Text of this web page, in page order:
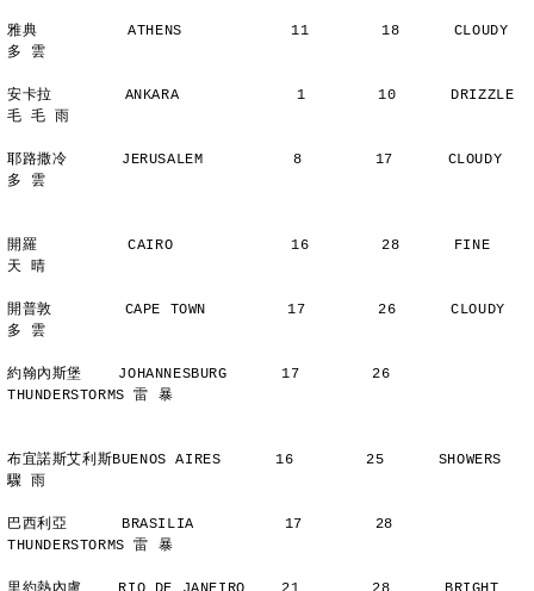
雅典          ATHENS            11        18      CLOUDY
多 雲
安卡拉        ANKARA             1        10      DRIZZLE
毛 毛 雨
耶路撒冷      JERUSALEM          8        17      CLOUDY
多 雲
開羅          CAIRO             16        28      FINE
天 晴
開普敦        CAPE TOWN         17        26      CLOUDY
多 雲
約翰內斯堡    JOHANNESBURG      17        26
THUNDERSTORMS 雷 暴
布宜諾斯艾利斯BUENOS AIRES      16        25      SHOWERS
驟 雨
巴西利亞      BRASILIA          17        28
THUNDERSTORMS 雷 暴